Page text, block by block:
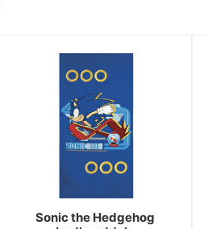
Sonic the Hedgehog